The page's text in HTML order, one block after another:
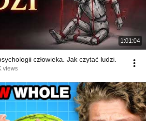
1:01:04
człowieka. Jak czytać ludzi.
views